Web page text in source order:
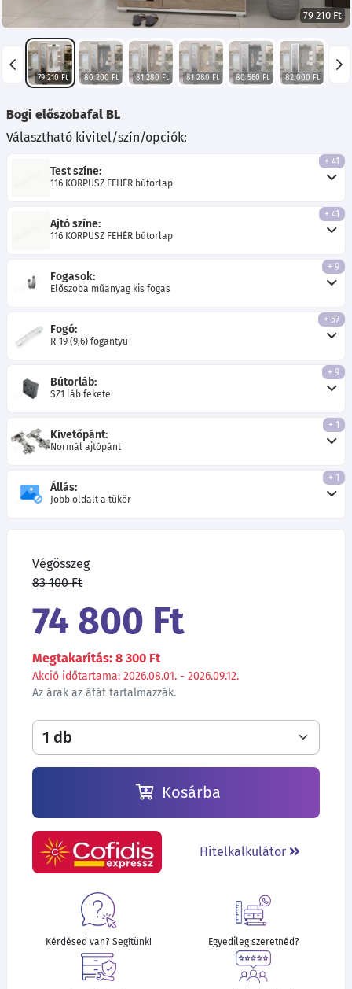
79 210 Ft
79 210 Ft 80 200 Ft 81 280 Ft 81 280 Ft 80 560 Ft 82 000 Ft
Bogi előszobafal BL
Választható kivitel/szín/opciók:
Test színe:
116 KORPUSZ FEHÉR bútorlap
+ 41
Ajtó színe:
116 KORPUSZ FEHÉR bútorlap
+ 41
Fogasok:
Előszoba műanyag kis fogas
+ 9
Fogó:
R-19 (9,6) fogantyú
+ 57
Bútorláb:
SZ1 láb fekete
+ 9
Kivetőpánt:
Normál ajtópánt
+ 1
Állás:
Jobb oldalt a tükör
+ 1
Végösszeg
83 100 Ft
74 800 Ft
Megtakarítás: 8 300 Ft
Akció időtartama: 2026.08.01. - 2026.09.12.
Az árak az áfát tartalmazzák.
Kosárba
Hitelkalkulátor
Kérdésed van? Segítünk! Egyedileg szeretnéd?